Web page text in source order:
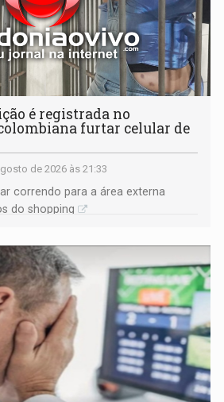
é registrada no
furtar celular de
de 2026 às 21:33
correndo para a área externa
do shopping